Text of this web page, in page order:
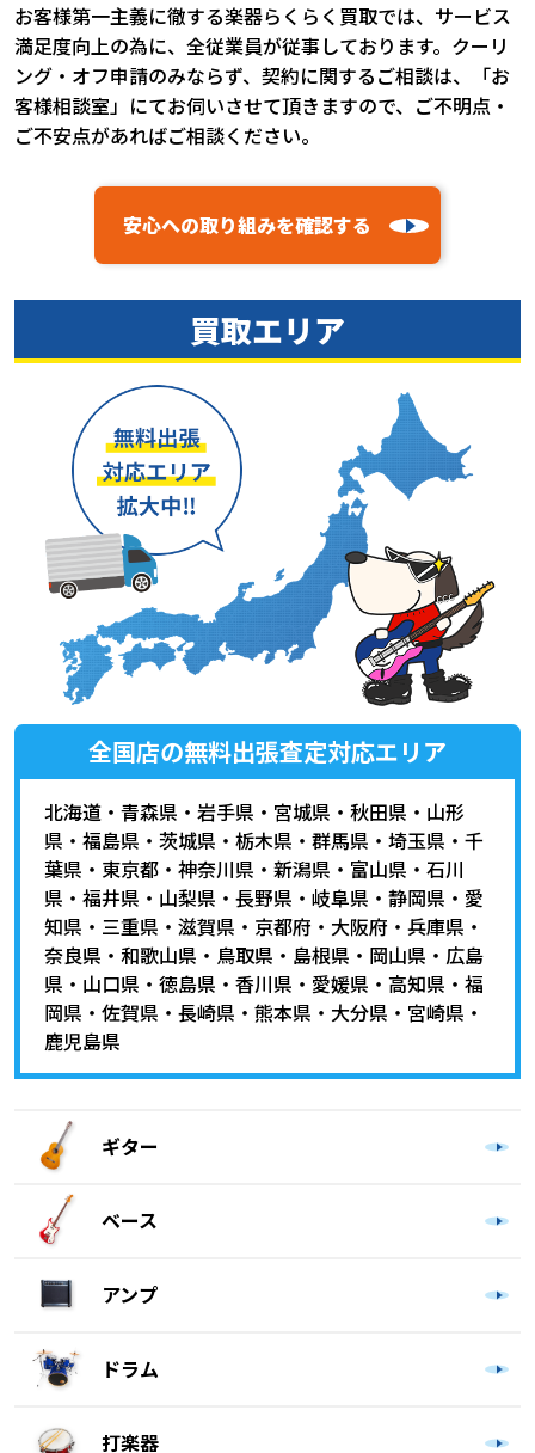
お客様第一主義に徹する楽器らくらく買取では、サービス
満足度向上の為に、全従業員が従事しております。クーリ
ング・オフ申請のみならず、契約に関するご相談は、「お
客様相談室」にてお伺いさせて頂きますので、ご不明点・
ご不安点があればご相談ください。
安心への取り組みを確認する
買取エリア
全国店の無料出張査定対応エリア
北海道 ・ 青森県 ・ 岩手県 ・ 宮城県 ・ 秋田県 ・ 山形
県 ・ 福島県 ・ 茨城県 ・ 栃木県 ・ 群馬県 ・ 埼玉県 ・ 千
葉県 ・ 東京都 ・ 神奈川県 ・ 新潟県 ・ 富山県 ・ 石川
県 ・ 福井県 ・ 山梨県 ・ 長野県 ・ 岐阜県 ・ 静岡県 ・ 愛
知県 ・ 三重県 ・ 滋賀県 ・ 京都府 ・ 大阪府 ・ 兵庫県 ・
奈良県 ・ 和歌山県 ・ 鳥取県 ・ 島根県 ・ 岡山県 ・ 広島
県 ・ 山口県 ・ 徳島県 ・ 香川県 ・ 愛媛県 ・ 高知県 ・ 福
岡県 ・ 佐賀県 ・ 長崎県 ・ 熊本県 ・ 大分県 ・ 宮崎県 ・
鹿児島県
ギター
ベース
アンプ
ドラム
打楽器